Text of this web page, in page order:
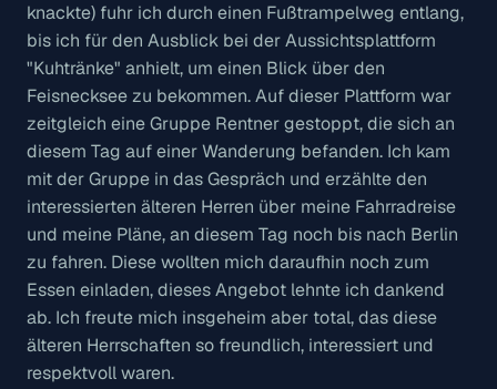
knackte) fuhr ich durch einen Fußtrampelweg entlang,
bis ich für den Ausblick bei der Aussichtsplattform
"Kuhtränke" anhielt, um einen Blick über den
Feisnecksee zu bekommen. Auf dieser Plattform war
zeitgleich eine Gruppe Rentner gestoppt, die sich an
diesem Tag auf einer Wanderung befanden. Ich kam
mit der Gruppe in das Gespräch und erzählte den
interessierten älteren Herren über meine Fahrradreise
und meine Pläne, an diesem Tag noch bis nach Berlin
zu fahren. Diese wollten mich daraufhin noch zum
Essen einladen, dieses Angebot lehnte ich dankend
ab. Ich freute mich insgeheim aber total, das diese
älteren Herrschaften so freundlich, interessiert und
respektvoll waren.